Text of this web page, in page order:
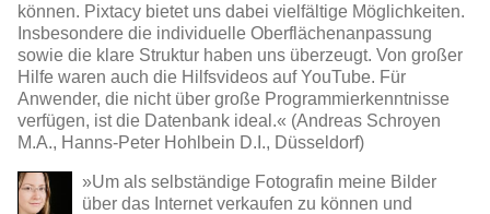
können. Pixtacy bietet uns dabei vielfältige Möglichkeiten.
Insbesondere die individuelle Oberflächenanpassung
sowie die klare Struktur haben uns überzeugt. Von großer
Hilfe waren auch die Hilfsvideos auf YouTube. Für
Anwender, die nicht über große Programmierkenntnisse
verfügen, ist die Datenbank ideal.« (Andreas Schroyen
M.A., Hanns-Peter Hohlbein D.I., Düsseldorf)
»Um als selbständige Fotografin meine Bilder
über das Internet verkaufen zu können und